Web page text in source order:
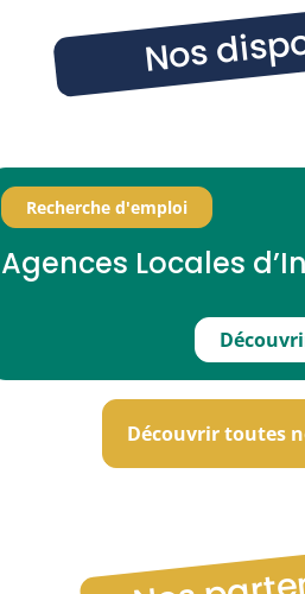
Nos
Recherche d'emploi
Agences Locales
Découvrir toutes